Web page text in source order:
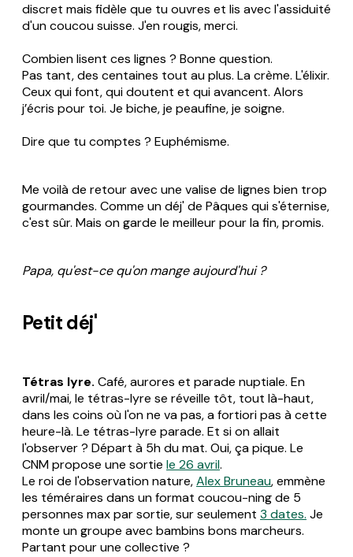
discret mais fidèle que tu ouvres et lis avec l'assiduité
d'un coucou suisse. J'en rougis, merci.
Combien lisent ces lignes ? Bonne question.
Pas tant, des centaines tout au plus. La crème. L'élixir.
Ceux qui font, qui doutent et qui avancent. Alors
j’écris pour toi. Je biche, je peaufine, je soigne.
Dire que tu comptes ? Euphémisme.
Me voilà de retour avec une valise de lignes bien trop
gourmandes. Comme un déj' de Pâques qui s'éternise,
c'est sûr. Mais on garde le meilleur pour la fin, promis.
Papa, qu'est-ce qu'on mange aujourd'hui ?
Petit déj'
Tétras lyre. Café, aurores et parade nuptiale. En
avril/mai, le tétras-lyre se réveille tôt, tout là-haut,
dans les coins où l'on ne va pas, a fortiori pas à cette
heure-là. Le tétras-lyre parade. Et si on allait
l'observer ? Départ à 5h du mat. Oui, ça pique. Le
CNM propose une sortie le 26 avril.
Le roi de l'observation nature,Alex Bruneau, emmène
les téméraires dans un format coucou-ning de 5
personnes max par sortie, sur seulement 3 dates. Je
monte un groupe avec bambins bons marcheurs.
Partant pour une collective ?